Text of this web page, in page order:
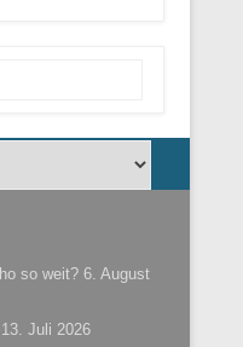
so weit? 6. August
13. Juli 2026